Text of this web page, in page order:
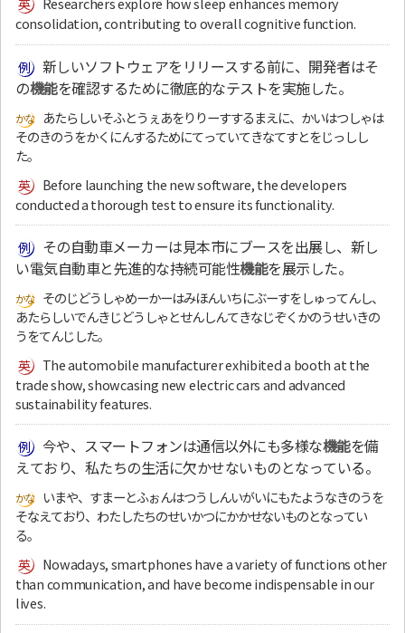
consolidation, contributing to overall cognitive function.
新しいソフトウェアをリリースする前に、開発者はそ
の機能を確認するために徹底的なテストを実施した。
あたらしいそふとうぇあをりりーすするまえに、かいはつしゃは
そのきのうをかくにんするためにてっていてきなてすとをじっしし
た。
Before launching the new software, the developers
conducted a thorough test to ensure its functionality.
その自動車メーカーは見本市にブースを出展し、新し
い電気自動車と先進的な持続可能性機能を展示した。
そのじどうしゃめーかーはみほんいちにぶーすをしゅってんし、
あたらしいでんきじどうしゃとせんしんてきなじぞくかのうせいきの
うをてんじした。
The automobile manufacturer exhibited a booth at the
trade show, showcasing new electric cars and advanced
sustainability features.
今や、スマートフォンは通信以外にも多様な機能を備
えており、私たちの生活に欠かせないものとなっている。
いまや、すまーとふぉんはつうしんいがいにもたようなきのうを
そなえており、わたしたちのせいかつにかかせないものとなってい
る。
Nowadays, smartphones have a variety of functions other
than communication, and have become indispensable in our
lives.